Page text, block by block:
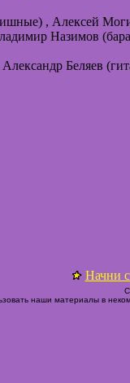
, Алексей
Назимов
Беляев
Начни
наши материалы в